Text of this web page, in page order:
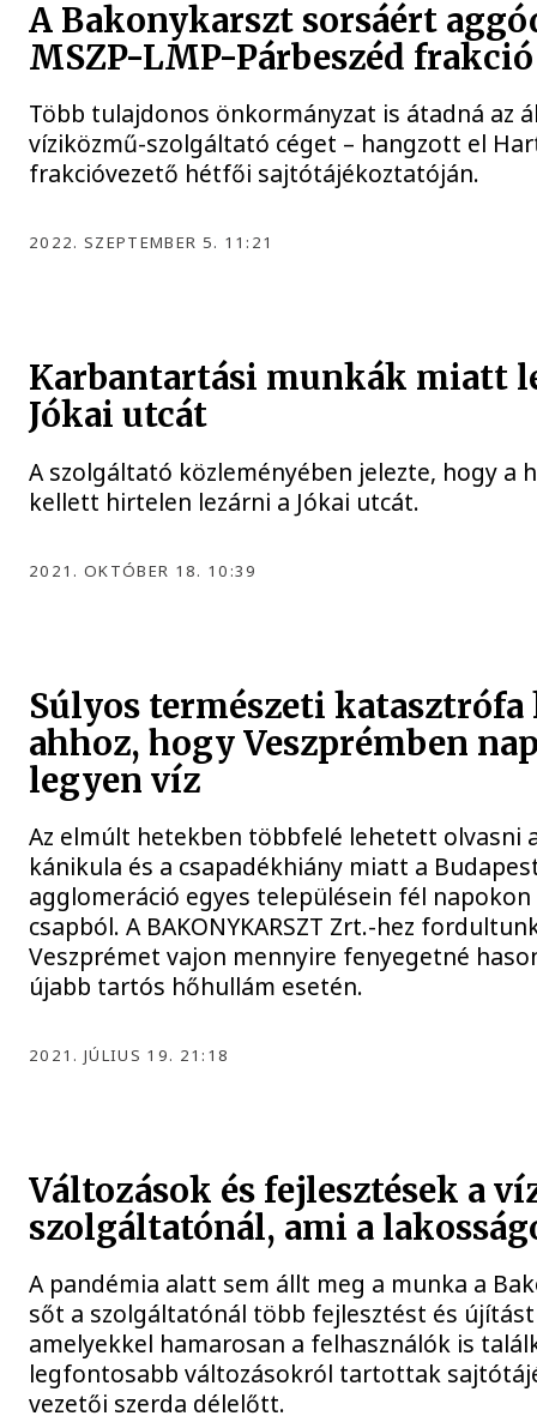
A Bakonykarszt sorsáért
MSZP-LMP-Párbeszéd frakció
Több tulajdonos önkormányzat is átadná az
víziközmű-szolgáltató céget – hangzott el
frakcióvezető hétfői sajtótájékoztatóján.
2022. SZEPTEMBER 5. 11:21
Karbantartási munkák miatt
Jókai utcát
A szolgáltató közleményében jelezte, hogy a
kellett hirtelen lezárni a Jókai utcát.
2021. OKTÓBER 18. 10:39
Súlyos természeti katasztrófa
ahhoz, hogy Veszprémben
legyen víz
Az elmúlt hetekben többfelé lehetett olvasni
kánikula és a csapadékhiány miatt a
agglomeráció egyes településein fél
csapból. A BAKONYKARSZT Zrt.-hez
Veszprémet vajon mennyire fenyegetné
újabb tartós hőhullám esetén.
2021. JÚLIUS 19. 21:18
Változások és fejlesztések a
szolgáltatónál, ami a
A pandémia alatt sem állt meg a munka a
sőt a szolgáltatónál több fejlesztést és
amelyekkel hamarosan a felhasználók is
legfontosabb változásokról tartottak
vezetői szerda délelőtt.